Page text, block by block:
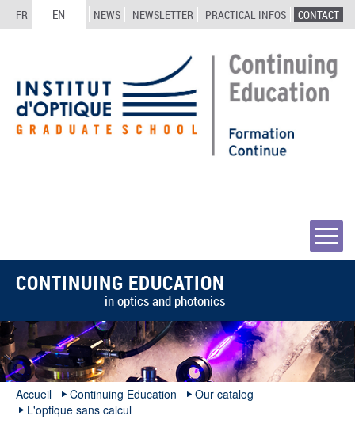
FR EN NEWS NEWSLETTER PRACTICAL INFOS CONTACT
CONTINUING EDUCATION
in optics and photonics
Accueil Continuing Education
Our catalog
L'optique sans calcul